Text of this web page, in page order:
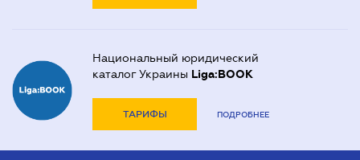
Национальный юридический
каталог Украины Liga:BOOK
ТАРИФЫ ПОДРОБНЕЕ